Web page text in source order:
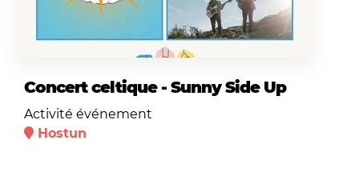
Concert celtique - Sunny Side Up
Activité événement
Hostun